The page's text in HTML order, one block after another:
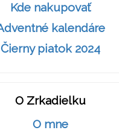
Kde nakupovať
kalendáre
Čierny piatok 2024
O Zrkadielku
O mne